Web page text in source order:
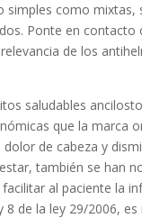
como mixtas,
Ponte en contacto
de los
saludables
que la marca
de cabeza y
también se han
al paciente la
de la ley 29/2006,